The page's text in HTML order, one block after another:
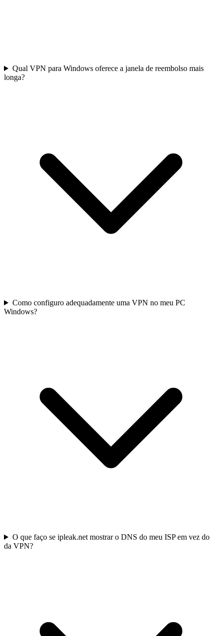
Qual VPN para Windows oferece a janela de reembolso mais
longa?
Como configuro adequadamente uma VPN no meu PC
Windows?
O que faço se ipleak.net mostrar o DNS do meu ISP em vez do
da VPN?